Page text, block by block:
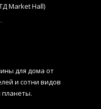
Market Hall)
для дома от
и сотни видов
планеты.